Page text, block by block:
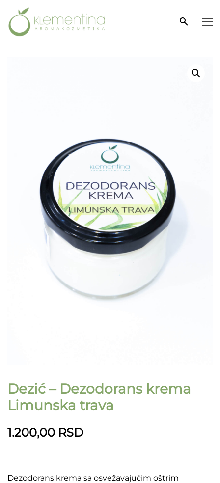
Dezić – Dezodorans krema
Limunska trava
1.200,00 RSD
Dezodorans krema sa osvežavajućim oštrim